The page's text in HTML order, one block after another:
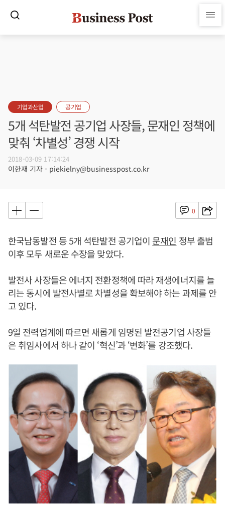
기업과산업 공기업
5개 석탄발전 공기업 사장들, 문재인 정책에
맞춰 ‘차별성’ 경쟁 시작
2018-03-09 17:14:24
이한재 기자 - piekielny@businesspost.co.kr
0
한국남동발전 등 5개 석탄발전 공기업이 문재인 정부 출범
이후 모두 새로운 수장을 맞았다.
발전사 사장들은 에너지 전환정책에 따라 재생에너지를 늘
리는 동시에 발전사별로 차별성을 확보해야 하는 과제를 안
고 있다.
9일 전력업계에 따르면 새롭게 임명된 발전공기업 사장들
은 취임사에서 하나 같이 ‘혁신’과 ‘변화’를 강조했다.